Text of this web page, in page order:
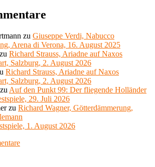
zu Giuseppe Verdi, Nabucco
Arena di Verona, 16. August 2025
zu Richard Strauss, Ariadne auf Naxos
Salzburg, 2. August 2026
Richard Strauss, Ariadne auf Naxos
Salzburg, 2. August 2026
zu Auf den Punkt 99: Der fliegende Holländer
29. Juli 2026
zu Richard Wagner, Götterdämmerung,
1. August 2026